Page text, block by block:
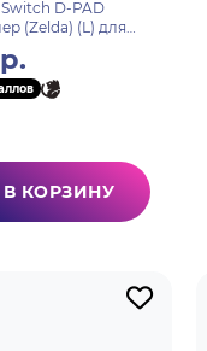
D-PAD
(Zelda) (L) для
В КОРЗИНУ